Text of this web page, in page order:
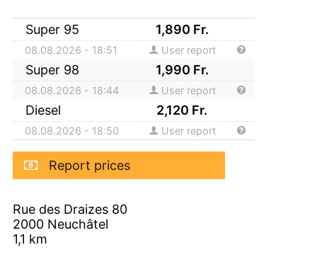
Super 95 1,890 Fr.
08.08.2026 - 18:51 User report
Super 98 1,990 Fr.
08.08.2026 - 18:44 User report
Diesel 2,120 Fr.
08.08.2026 - 18:50 User report
Report prices
Rue des Draizes 80
2000 Neuchâtel
1,1 km